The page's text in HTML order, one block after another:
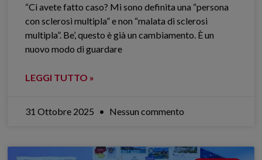
“Ci avete fatto caso? Mi sono definita una “persona
con sclerosi multipla” e non “malata di sclerosi
multipla”. Be’, questo è già un cambiamento. È un
nuovo modo di guardare
LEGGI TUTTO »
31 Ottobre 2025 Nessun commento